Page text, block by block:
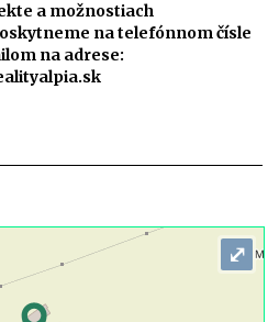
a možnostiach
na telefónnom čísle
na adrese:
⤢